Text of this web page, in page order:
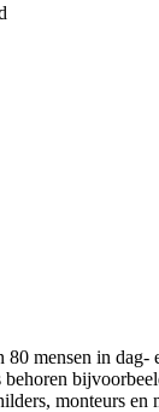
mensen in dag-
monteurs en